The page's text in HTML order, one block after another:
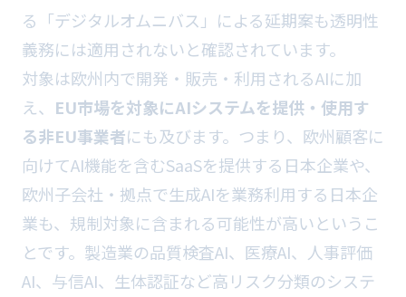
る「デジタルオムニバス」による延期案も透明性
義務には適用されないと確認されています。
対象は欧州内で開発・販売・利用されるAIに加
え、 EU市場を対象にAIシステムを提供・使用す
る非EU事業者にも及びます。つまり、欧州顧客に
向けてAI機能を含むSaaSを提供する日本企業や、
欧州子会社・拠点で生成AIを業務利用する日本企
業も、規制対象に含まれる可能性が高いというこ
とです。製造業の品質検査AI、医療AI、人事評価
AI、与信AI、生体認証など高リスク分類のシステ